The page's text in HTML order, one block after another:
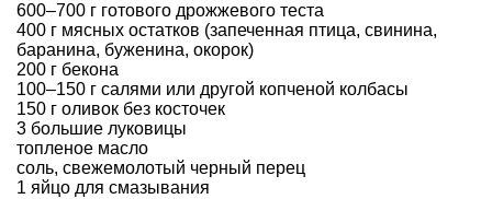
600–700 г готового дрожжевого теста
400 г мясных остатков (запеченная птица, свинина,
баранина, буженина, окорок)
200 г бекона
100–150 г салями или другой копченой колбасы
150 г оливок без косточек
3 большие луковицы
топленое масло
соль, свежемолотый черный перец
1 яйцо для смазывания